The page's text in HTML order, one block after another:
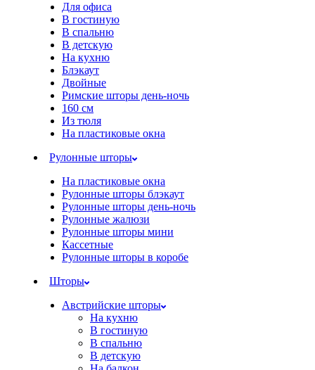
Для офиса
В гостиную
В спальню
В детскую
На кухню
Блэкаут
Двойные
Римские шторы день-ночь
160 см
Из тюля
На пластиковые окна
Рулонные шторы
На пластиковые окна
Рулонные шторы блэкаут
Рулонные шторы день-ночь
Рулонные жалюзи
Рулонные шторы мини
Кассетные
Рулонные шторы в коробе
Шторы
Австрийские шторы
На кухню
В гостиную
В спальню
В детскую